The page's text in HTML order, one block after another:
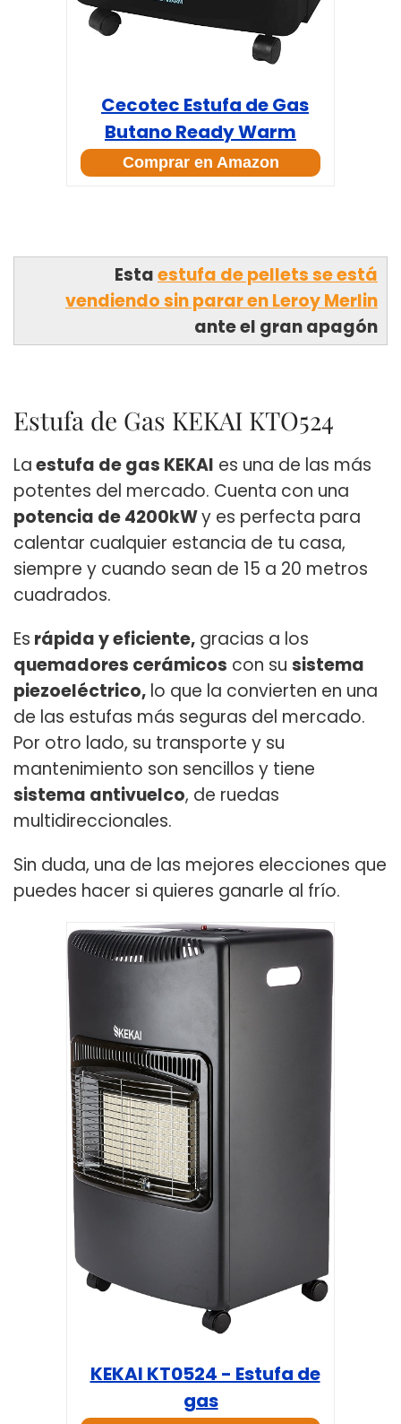
Cecotec Estufa de Gas
Butano Ready Warm
Comprar en Amazon
Estaestufa de pellets se está
vendiendo sin parar en Leroy Merlin
ante el gran apagón
Estufa de Gas KEKAI KTO524
Laestufa de gas KEKAI es una de las más
potentes del mercado. Cuenta con una
potencia de 4200kWy es perfecta para
calentar cualquier estancia de tu casa,
siempre y cuando sean de 15 a 20 metros
cuadrados.
Es rápida y eficiente, gracias a los
quemadores cerámicos con su sistema
piezoeléctrico, lo que la convierten en una
de las estufas más seguras del mercado.
Por otro lado, su transporte y su
mantenimiento son sencillos y tiene
sistema antivuelco, de ruedas
multidireccionales.
Sin duda, una de las mejores elecciones que
puedes hacer si quieres ganarle al frío.
KEKAI KT0524 - Estufa de
gas